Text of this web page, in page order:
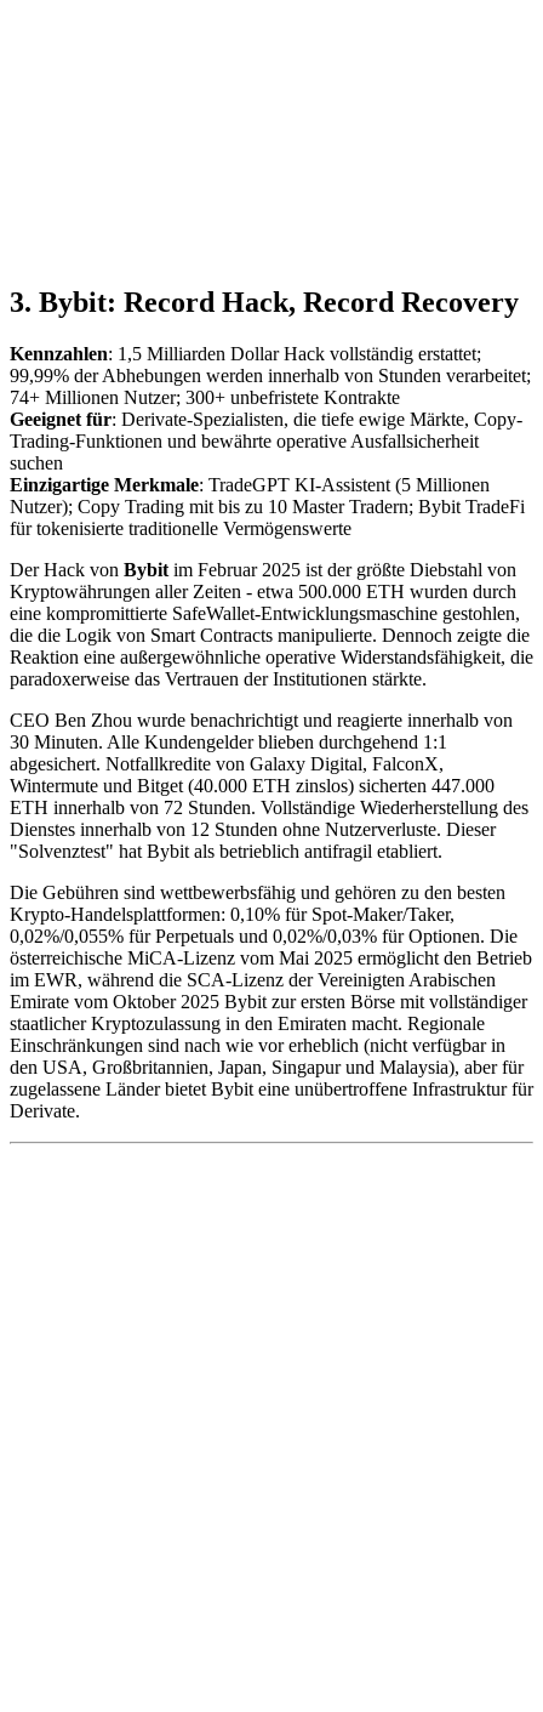
3. Bybit: Record Hack, Record Recovery
Kennzahlen: 1,5 Milliarden Dollar Hack vollständig erstattet;
99,99% der Abhebungen werden innerhalb von Stunden verarbeitet;
74+ Millionen Nutzer; 300+ unbefristete Kontrakte
Geeignet für: Derivate-Spezialisten, die tiefe ewige Märkte, Copy-
Trading-Funktionen und bewährte operative Ausfallsicherheit
suchen
Einzigartige Merkmale: TradeGPT KI-Assistent (5 Millionen
Nutzer); Copy Trading mit bis zu 10 Master Tradern; Bybit TradeFi
für tokenisierte traditionelle Vermögenswerte
Der Hack von Bybit im Februar 2025 ist der größte Diebstahl von
Kryptowährungen aller Zeiten - etwa 500.000 ETH wurden durch
eine kompromittierte SafeWallet-Entwicklungsmaschine gestohlen,
die die Logik von Smart Contracts manipulierte. Dennoch zeigte die
Reaktion eine außergewöhnliche operative Widerstandsfähigkeit, die
paradoxerweise das Vertrauen der Institutionen stärkte.
CEO Ben Zhou wurde benachrichtigt und reagierte innerhalb von
30 Minuten. Alle Kundengelder blieben durchgehend 1:1
abgesichert. Notfallkredite von Galaxy Digital, FalconX,
Wintermute und Bitget (40.000 ETH zinslos) sicherten 447.000
ETH innerhalb von 72 Stunden. Vollständige Wiederherstellung des
Dienstes innerhalb von 12 Stunden ohne Nutzerverluste. Dieser
"Solvenztest" hat Bybit als betrieblich antifragil etabliert.
Die Gebühren sind wettbewerbsfähig und gehören zu den besten
Krypto-Handelsplattformen: 0,10% für Spot-Maker/Taker,
0,02%/0,055% für Perpetuals und 0,02%/0,03% für Optionen. Die
österreichische MiCA-Lizenz vom Mai 2025 ermöglicht den Betrieb
im EWR, während die SCA-Lizenz der Vereinigten Arabischen
Emirate vom Oktober 2025 Bybit zur ersten Börse mit vollständiger
staatlicher Kryptozulassung in den Emiraten macht. Regionale
Einschränkungen sind nach wie vor erheblich (nicht verfügbar in
den USA, Großbritannien, Japan, Singapur und Malaysia), aber für
zugelassene Länder bietet Bybit eine unübertroffene Infrastruktur für
Derivate.